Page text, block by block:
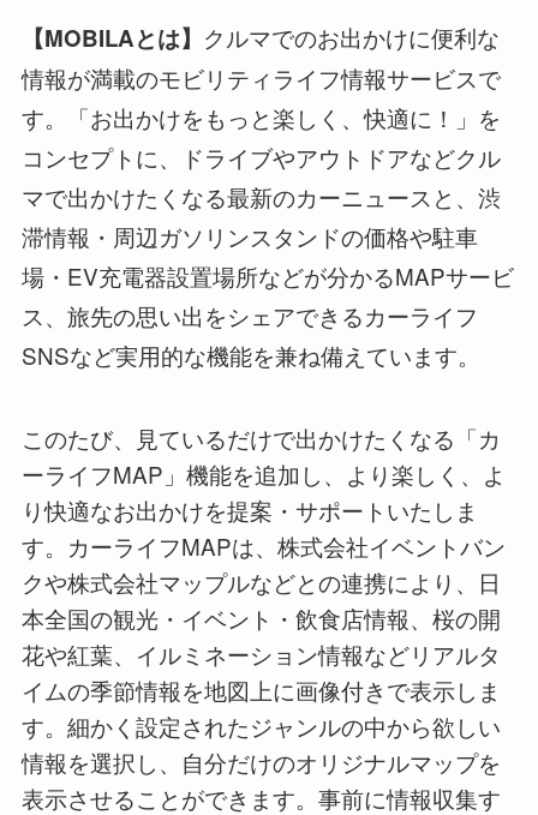
【MOBILAとは】 クルマでのお出かけに便利な
情報が満載のモビリティライフ情報サービスで
す。「お出かけをもっと楽しく、快適に！」を
コンセプトに、ドライブやアウトドアなどクル
マで出かけたくなる最新のカーニュースと、渋
滞情報・周辺ガソリンスタンドの価格や駐車
場・EV充電器設置場所などが分かるMAPサービ
ス、旅先の思い出をシェアできるカーライフ
SNSなど実用的な機能を兼ね備えています。
このたび、見ているだけで出かけたくなる「カ
ーライフMAP」機能を追加し、より楽しく、よ
り快適なお出かけを提案・サポートいたしま
す。カーライフMAPは、株式会社イベントバン
クや株式会社マップルなどとの連携により、日
本全国の観光・イベント・飲食店情報、桜の開
花や紅葉、イルミネーション情報などリアルタ
イムの季節情報を地図上に画像付きで表示しま
す。細かく設定されたジャンルの中から欲しい
情報を選択し、自分だけのオリジナルマップを
表示させることができます。事前に情報収集す